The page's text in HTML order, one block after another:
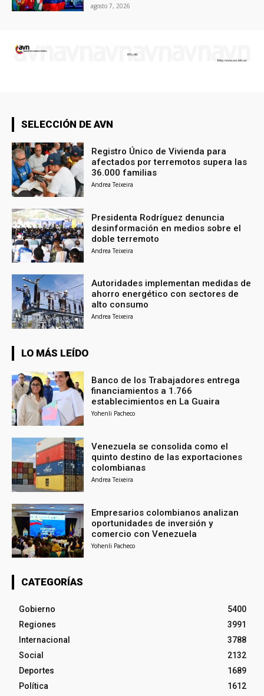
agosto 7, 2026
SELECCIÓN DE AVN
Registro Único de Vivienda para
afectados por terremotos supera las
36.000 familias
Andrea Teixeira
Presidenta Rodríguez denuncia
desinformación en medios sobre el
doble terremoto
Andrea Teixeira
Autoridades implementan medidas de
ahorro energético con sectores de
alto consumo
Andrea Teixeira
LO MÁS LEÍDO
Banco de los Trabajadores entrega
financiamientos a 1.766
establecimientos en La Guaira
Yohenli Pacheco
Venezuela se consolida como el
quinto destino de las exportaciones
colombianas
Andrea Teixeira
Empresarios colombianos analizan
oportunidades de inversión y
comercio con Venezuela
Yohenli Pacheco
CATEGORÍAS
Gobierno
5400
Regiones
3991
Internacional
3788
Social
2132
Deportes
1689
Política
1612